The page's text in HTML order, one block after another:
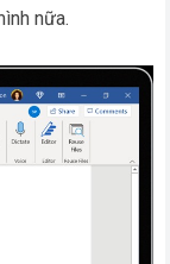
nữa.